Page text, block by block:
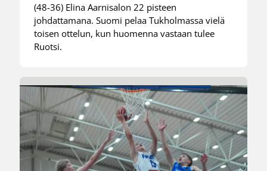
(48-36) Elina Aarnisalon 22 pisteen
johdattamana. Suomi pelaa Tukholmassa vielä
toisen ottelun, kun huomenna vastaan tulee
Ruotsi.